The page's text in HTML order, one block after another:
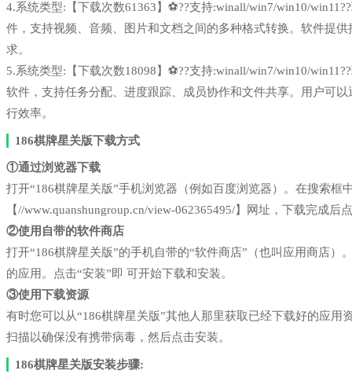
4.系统类型:【下载次数61363】⚽??支持:winall/win7/win10/
件，支持视频、音频、图片和文档之间的多种格式转换。软件提
求。
5.系统类型:【下载次数18098】⚽??支持:winall/win7/win10/
软件，支持任务分配、进度跟踪、成员协作和文件共享。用户可
行效率。
186棋牌星关版下载方式
①通过浏览器下载
打开“186棋牌星关版”手机浏览器（例如百度浏览器）。在搜索框
【//www.quanshungroup.cn/view-062365495/】网址，下载完成后
②使用自带的软件商店
打开“186棋牌星关版”的手机自带的“软件商店”（也叫应用商店
的应用。点击“安装”即 可开始下载和安装。
③使用下载资源
有时您可以从“186棋牌星关版”其他人那里获取已经下载好的应
扫描以确保没有携带病毒，然后点击安装。
186棋牌星关版安装步骤: